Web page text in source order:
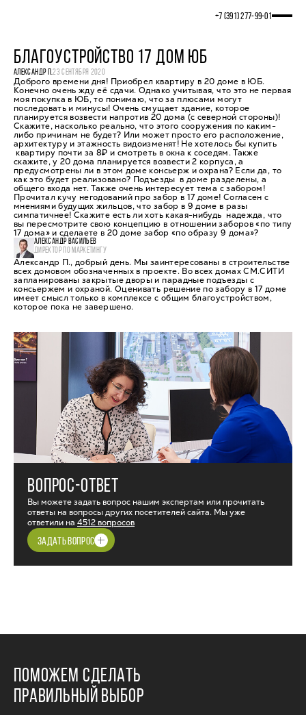
+7 (391) 277‒99‒01
БЛАГОУСТРОЙСТВО 17 ДОМ ЮБ
АЛЕКСАНДР П.23 СЕНТЯБРЯ 2020
Доброго времени дня! Приобрел квартиру в 20 доме в ЮБ.
Конечно очень жду её сдачи. Однако учитывая, что это не первая
моя покупка в ЮБ, то понимаю, что за плюсами могут
последовать и минусы! Очень смущает здание, которое
планируется возвести напротив 20 дома (с северной стороны)!
Скажите, насколько реально, что этого сооружения по каким-
либо причинам не будет? Или может просто его расположение,
архитектуру и этажность видоизменят! Не хотелось бы купить
квартиру почти за 8₽ и смотреть в окна к соседям. Также
скажите, у 20 дома планируется возвести 2 корпуса, а
предусмотрены ли в этом доме консьерж и охрана? Если да, то
как это будет реализовано? Подъезды в доме разделены, а
общего входа нет. Также очень интересует тема с забором!
Прочитал кучу негодований про забор в 17 доме! Согласен с
мнениями будущих жильцов, что забор в 9 доме в разы
симпатичнее! Скажите есть ли хоть какая-нибудь надежда, что
вы пересмотрите свою концепцию в отношении заборов «по типу
17 дома» и сделаете в 20 доме забор «по образу 9 дома»?
АЛЕКСАНДР ВАСИЛЬЕВ
ДИРЕКТОР ПО МАРКЕТИНГУ
Александр П., добрый день. Мы заинтересованы в строительстве
всех домовом обозначенных в проекте. Во всех домах СМ.СИТИ
запланированы закрытые дворы и парадные подъезды с
консьержем и охраной. Оценивать решение по забору в 17 доме
имеет смысл только в комплексе с общим благоустройством,
которое пока не завершено.
ВОПРОС-ОТВЕТ
Вы можете задать вопрос нашим экспертам или прочитать
ответы на вопросы других посетителей сайта. Мы уже
ответили на 4512 вопросов
ЗАДАТЬ ВОПРОС
ПОМОЖЕМ СДЕЛАТЬ
ПРАВИЛЬНЫЙ ВЫБОР